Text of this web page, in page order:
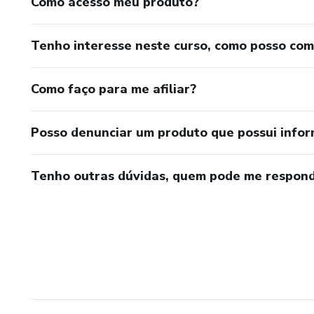
Tenho interesse neste curso, como posso
Como faço para me afiliar?
Posso denunciar um produto que possui
Tenho outras dúvidas, quem pode me